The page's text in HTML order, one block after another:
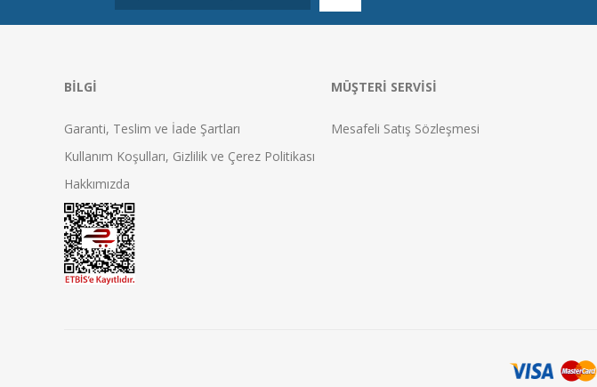
BILGI
Garanti, Teslim ve İade Şartları
Kullanım Koşulları, Gizlilik ve Çerez Politikası
Hakkımızda
MÜŞTERI SERVISI
Mesafeli Satış Sözleşmesi